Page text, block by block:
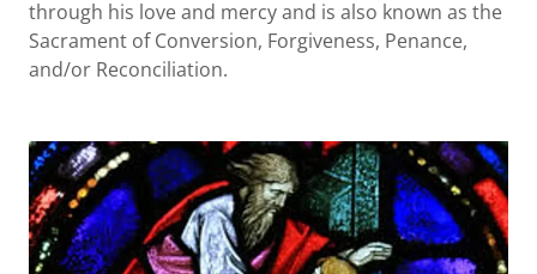
through his love and mercy and is also known as the
Sacrament of Conversion, Forgiveness, Penance,
and/or Reconciliation.